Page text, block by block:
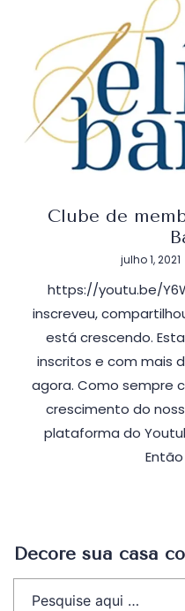
Clube de
Postado
julho 1, 2021
https://youtu.be/
inscreveu,
está crescendo.
inscritos e com mais
agora. Como sempre
crescimento do
plataforma do
Decore sua casa